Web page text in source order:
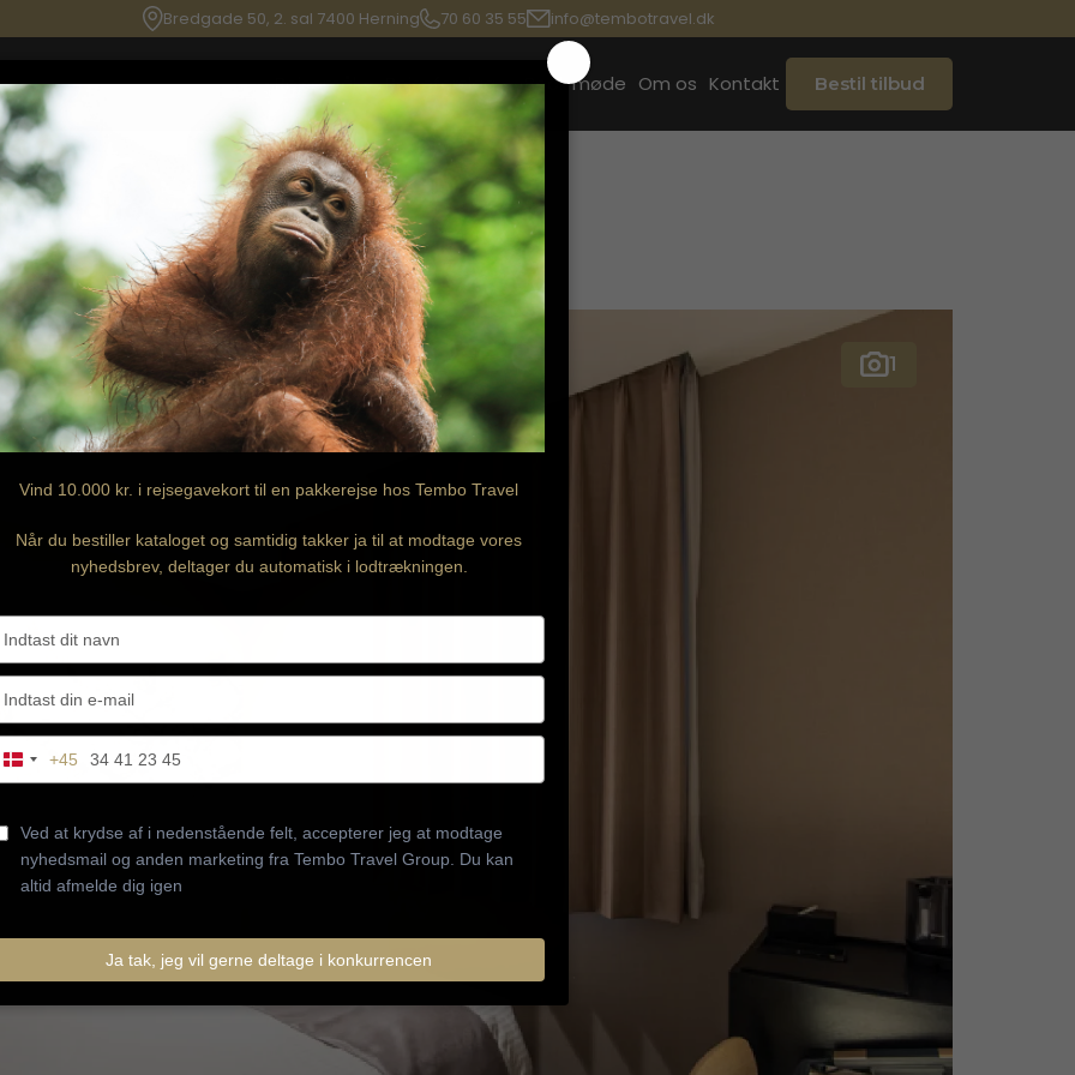
Bredgade 50, 2. sal 7400 Herning 70 60 35 55 info@tembotravel.dk
Rejsemål Rejseforslag Book møde Om os Kontakt Bestil tilbud
1
Vind 10.000 kr. i rejsegavekort til en pakkerejse hos Tembo Travel
Når du bestiller kataloget og samtidig takker ja til at modtage vores
nyhedsbrev, deltager du automatisk i lodtrækningen.
name
email
Denmark
+45
Ved at krydse af i nedenstående felt, accepterer jeg at modtage
nyhedsmail og anden marketing fra Tembo Travel Group. Du kan
altid afmelde dig igen
Ja tak, jeg vil gerne deltage i konkurrencen